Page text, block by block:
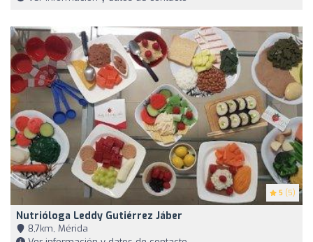
5 (5)
Nutrióloga Leddy Gutiérrez Jáber
8,7km, Mérida